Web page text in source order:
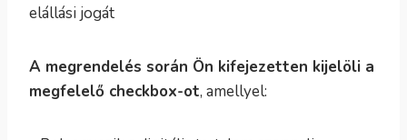
elállási jogát
A megrendelés során Ön kifejezetten kijelöli a
megfelelő checkbox-ot, amellyel: